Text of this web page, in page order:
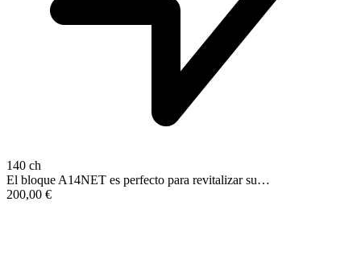
140 ch
El bloque A14NET es perfecto para revitalizar su…
200,00 €